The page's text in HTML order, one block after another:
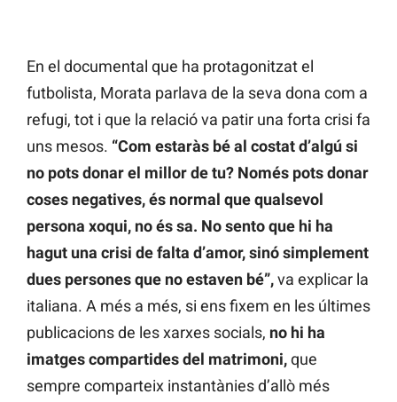
En el documental que ha protagonitzat el
futbolista, Morata parlava de la seva dona com a
refugi, tot i que la relació va patir una forta crisi fa
uns mesos. “Com estaràs bé al costat d’algú si
no pots donar el millor de tu? Només pots donar
coses negatives, és normal que qualsevol
persona xoqui, no és sa. No sento que hi ha
hagut una crisi de falta d’amor, sinó simplement
dues persones que no estaven bé”,va explicar la
italiana. A més a més, si ens fixem en les últimes
publicacions de les xarxes socials, no hi ha
imatges compartides del matrimoni,que
sempre comparteix instantànies d’allò més